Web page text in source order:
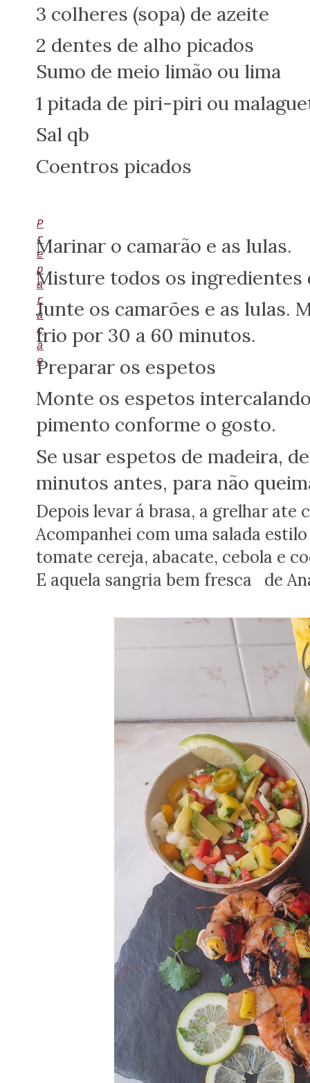
3 colheres (sopa) de azeite
2 dentes de alho picados
Sumo de meio limão ou lima
1 pitada de piri-piri ou
Sal qb
Coentros picados
P
r
e
p
a
r
a
ç
ã
o
Marinar o camarão e as lulas.
Misture todos os ingredientes
Junte os camarões e as lulas.
frio por 30 a 60 minutos.
Preparar os espetos
Monte os espetos
pimento conforme o gosto.
Se usar espetos de madeira,
minutos antes, para não
Depois levar á brasa, a grelhar ate
Acompanhei com uma salada
tomate cereja, abacate, cebola e
E aquela sangria bem fresca de